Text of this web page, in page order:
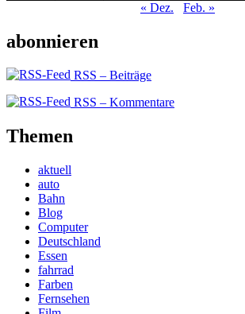
« Dez.
Feb. »
abonnieren
RSS – Beiträge
RSS – Kommentare
Themen
aktuell
auto
Bahn
Blog
Computer
Deutschland
Essen
fahrrad
Farben
Fernsehen